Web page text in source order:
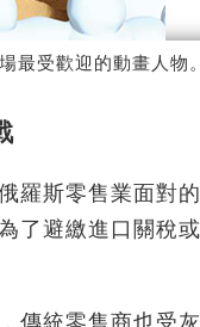
最受歡迎的動畫人物。
羅斯零售業面對
了避繳進口關稅